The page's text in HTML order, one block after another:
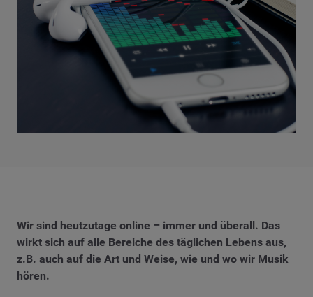
Wir sind heutzutage online – immer und überall. Das
wirkt sich auf alle Bereiche des täglichen Lebens aus,
z.B. auch auf die Art und Weise, wie und wo wir Musik
hören.